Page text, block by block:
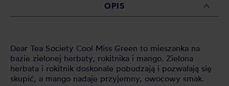
OPIS
Dear Tea Society Cool Miss Green to mieszanka na
bazie zielonej herbaty, rokitnika i mango. Zielona
herbata i rokitnik doskonale pobudzają i pozwalają się
skupić, a mango nadaje przyjemny, owocowy smak.